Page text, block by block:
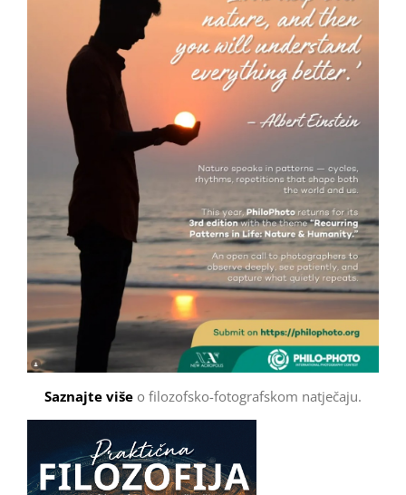
Saznajte više o filozofsko-fotografskom natječaju.